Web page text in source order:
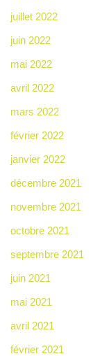
juillet 2022
juin 2022
mai 2022
avril 2022
mars 2022
février 2022
janvier 2022
décembre 2021
novembre 2021
octobre 2021
septembre 2021
juin 2021
mai 2021
avril 2021
février 2021